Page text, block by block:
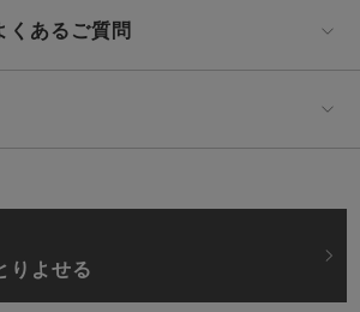
あるご質問
りよせる